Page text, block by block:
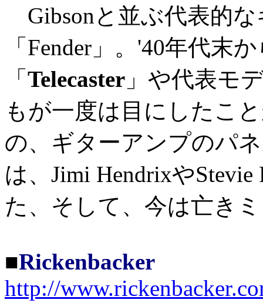
Gibsonと並ぶ代表的
「Fender」。'40年代末
「 Telecaster 」や代表モ
もが一度は目にしたこ
の、ギターアンプのパ
は、Jimi HendrixやStevie
た、そして、今は亡き
■Rickenbacker
http://